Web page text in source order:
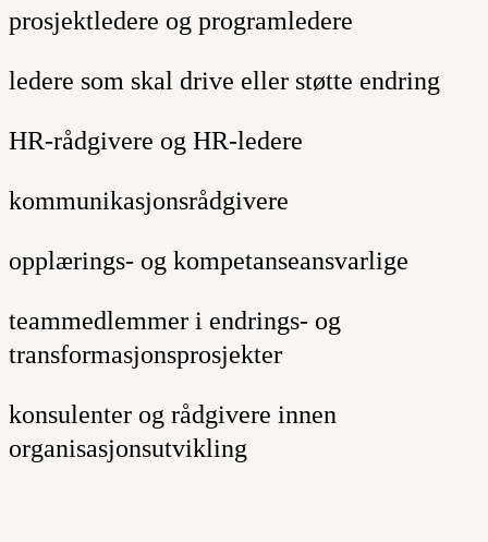
prosjektledere og programledere
ledere som skal drive eller støtte endring
HR-rådgivere og HR-ledere
kommunikasjonsrådgivere
opplærings- og kompetanseansvarlige
teammedlemmer i endrings- og
transformasjonsprosjekter
konsulenter og rådgivere innen
organisasjonsutvikling